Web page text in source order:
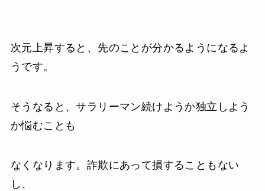
次元上昇すると、先のことが分かるようになるよ
うです。
そうなると、サラリーマン続けようか独立しよう
か悩むことも
なくなります。詐欺にあって損することもない
し、